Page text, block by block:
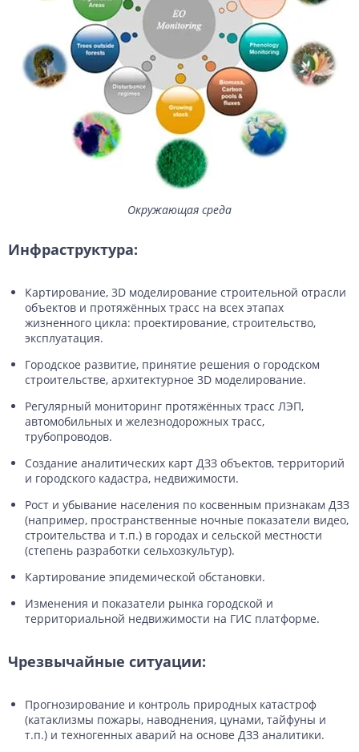
Окружающая среда
Инфраструктура:
Картирование, 3D моделирование строительной отрасли
объектов и протяжённых трасс на всех этапах
жизненного цикла: проектирование, строительство,
эксплуатация.
Городское развитие, принятие решения о городском
строительстве, архитектурное 3D моделирование.
Регулярный мониторинг протяжённых трасс ЛЭП,
автомобильных и железнодорожных трасс,
трубопроводов.
Создание аналитических карт ДЗЗ объектов, территорий
и городского кадастра, недвижимости.
Рост и убывание населения по косвенным признакам ДЗЗ
(например, пространственные ночные показатели видео,
строительства и т.п.) в городах и сельской местности
(степень разработки сельхозкультур).
Картирование эпидемической обстановки.
Изменения и показатели рынка городской и
территориальной недвижимости на ГИС платформе.
Чрезвычайные ситуации:
Прогнозирование и контроль природных катастроф
(катаклизмы пожары, наводнения, цунами, тайфуны и
т.п.) и техногенных аварий на основе ДЗЗ аналитики.